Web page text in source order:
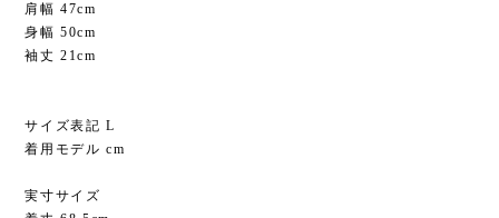
肩幅 47cm
身幅 50cm
袖丈 21cm
サイズ表記 L
着用モデル cm
実寸サイズ